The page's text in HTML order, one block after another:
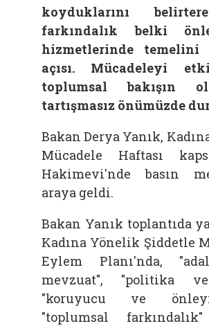
koyduklarını
farkındalık belki
hizmetlerinde temelini
açısı. Mücadeleyi
toplumsal bakışın
tartışmasız önümüzde
Bakan Derya Yanık,
Mücadele Haftası
Hakimevi'nde basın
araya geldi.
Bakan Yanık toplantıda
Kadına Yönelik Şiddetle
Eylem Planı'nda,
mevzuat", "politika ve
"koruyucu ve
"toplumsal